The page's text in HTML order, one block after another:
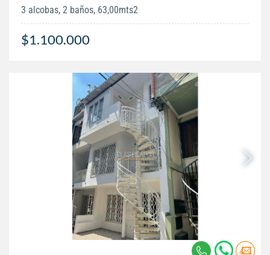
3 alcobas, 2 baños, 63,00mts2
$1.100.000